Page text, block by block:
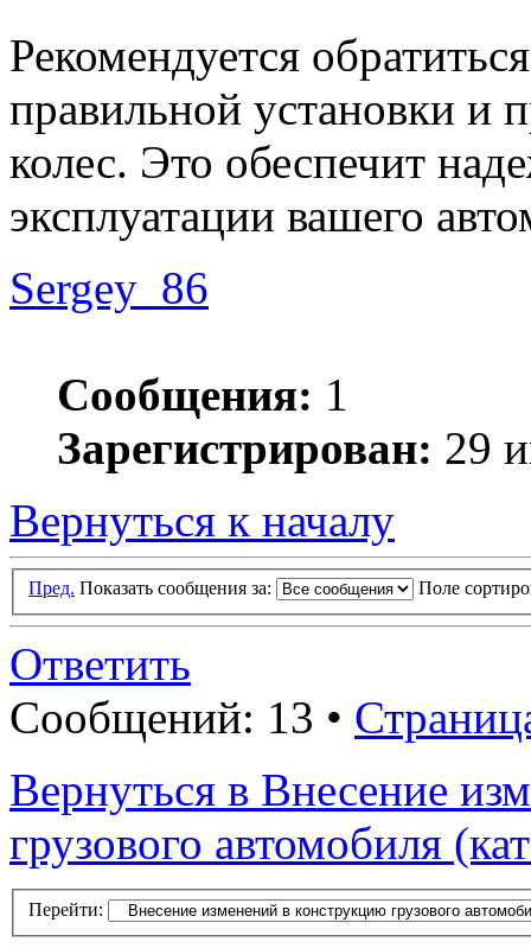
Рекомендуется
правильной установки и
колес. Это обеспечит
эксплуатации вашего
Sergey_86
Сообщения: 1
Зарегистрирован: 29
Вернуться к началу
Пред. Показать сообщения за: Поле
Ответить
Сообщений: 13 •
Вернуться в Внесение
грузового автомобиля
Перейти: